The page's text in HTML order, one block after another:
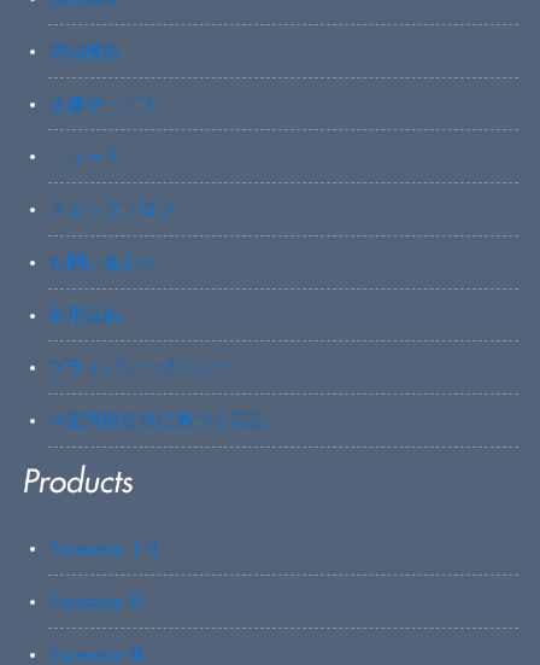
製品情報
各種サービス
ニュース
スタッフブログ
お問い合わせ
利用規約
プライバシーポリシー
特定商取引法に基づく表記
Surveyor-ⅠN
Surveyor-Ⅱ
Surveyor-Ⅲ